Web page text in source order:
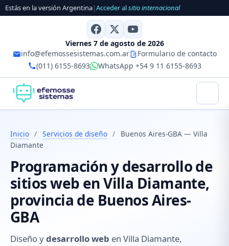
Estás en la versión Argentina|Acceder alsitio internacional
Viernes 7 de agosto de 2026
info@efemossesistemas.com.ar
Formulario de contacto
(011) 6155-8693
WhatsApp +54 9 11 6155-8693
Inicio / Servicios de diseño /
Buenos Aires-GBA — Villa
Diamante
Programación y desarrollo de
sitios web en Villa Diamante,
provincia de Buenos Aires-
GBA
Diseño ydesarrollo web en Villa Diamante,